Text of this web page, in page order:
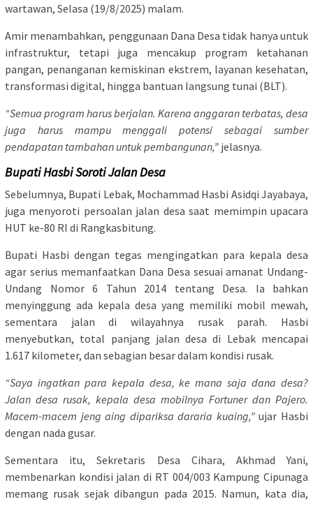
wartawan, Selasa (19/8/2025) malam.
Amir menambahkan, penggunaan Dana Desa tidak hanya untuk
infrastruktur, tetapi juga mencakup program ketahanan
pangan, penanganan kemiskinan ekstrem, layanan kesehatan,
transformasi digital, hingga bantuan langsung tunai (BLT).
“Semua program harus berjalan. Karena anggaran terbatas, desa
juga harus mampu menggali potensi sebagai sumber
pendapatan tambahan untuk pembangunan,” jelasnya.
Bupati Hasbi Soroti Jalan Desa
Sebelumnya, Bupati Lebak, Mochammad Hasbi Asidqi Jayabaya,
juga menyoroti persoalan jalan desa saat memimpin upacara
HUT ke-80 RI di Rangkasbitung.
Bupati Hasbi dengan tegas mengingatkan para kepala desa
agar serius memanfaatkan Dana Desa sesuai amanat Undang-
Undang Nomor 6 Tahun 2014 tentang Desa. Ia bahkan
menyinggung ada kepala desa yang memiliki mobil mewah,
sementara jalan di wilayahnya rusak parah. Hasbi
menyebutkan, total panjang jalan desa di Lebak mencapai
1.617 kilometer, dan sebagian besar dalam kondisi rusak.
“Saya ingatkan para kepala desa, ke mana saja dana desa?
Jalan desa rusak, kepala desa mobilnya Fortuner dan Pajero.
Macem-macem jeng aing dipariksa dararia kuaing,”ujar Hasbi
dengan nada gusar.
Sementara itu, Sekretaris Desa Cihara, Akhmad Yani,
membenarkan kondisi jalan di RT 004/003 Kampung Cipunaga
memang rusak sejak dibangun pada 2015. Namun, kata dia,